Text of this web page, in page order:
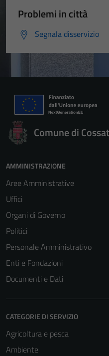
Problemi in città
Segnala disservizio
Comune di
AMMINISTRAZIONE
Aree Amministrative
Uffici
Organi di Governo
Politici
Personale Amministrativo
Enti e Fondazioni
Documenti e Dati
CATEGORIE DI SERVIZIO
Agricoltura e pesca
Ambiente